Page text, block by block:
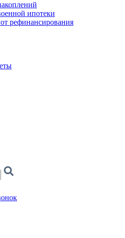
ипотеки
рефинансирования